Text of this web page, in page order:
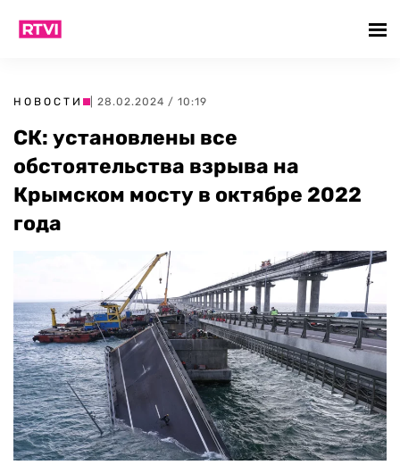
НОВОСТИ | 28.02.2024 / 10:19
СК: установлены все
обстоятельства взрыва на
Крымском мосту в октябре 2022
года